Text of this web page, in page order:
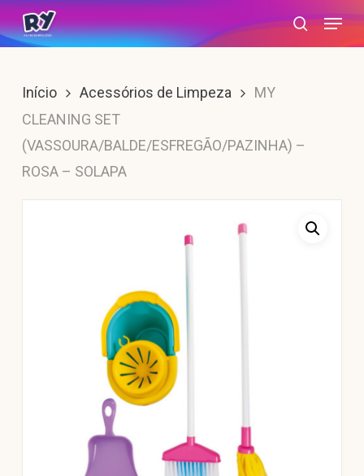
Skip
to
content
search
Menu
Início Acessórios de Limpeza
MY
CLEANING SET
(VASSOURA/BALDE/ESFREGÃO/PAZINHA) –
ROSA – SOLAPA